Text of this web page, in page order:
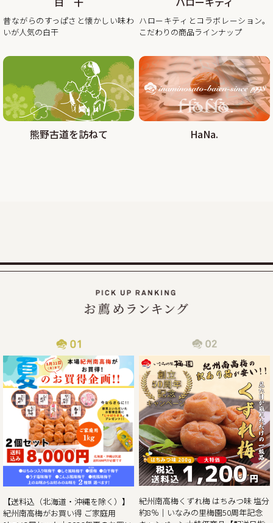
昨年の100年に1度の梅の大凶作に続き、和歌山県全体で今年
の4月に降った雹（ひょう）被害により、2年連続の梅の大凶
中でも天災にも負けず強く育った梅を皆さまの元へお届けし
たい、そんな想いから秋冬のお買い得企画を開催させていた
2025/08/29
大好評!!夏の紀州南高梅お買い得企画を9月30日まで延長しま
津波の影響で、物流がストップしてしまい、納期通りに商品
をお届けすることが現状困難となってしまっております。
2025/06/14
梅の大凶作にも負けず紀州南高梅の「夏のお買い得企画」開
催!!
この度、ご家庭用梅干1kg×2個セットが大変お得にお買い求
めいただける夏のお買い得企画を8月31日（日）まで開催さ
せていただきます。また、期間中当企画の商品をご購入いた
だいたお客様全員に和歌山県北山村が原産のじゃばらを使っ
たジュース「じゃばらまる」もプレゼント！
の4月に降った雹（ひょう）被害により、2年連続の梅の大凶
作となり梅の収量は例年の半分〜3割の見込みとなりまし
昔ながらのすっぱさと懐かしい味わ
いが人気の白干
ハローキティとコラボレーション。
こだわりの商品ラインナップ
熊野古道を訪ねて HaNa.
【送料込（北海道・沖縄を除く）】
紀州南高梅がお買い得 ご家庭用
紀州南高梅くずれ梅 はちみつ味 塩分
約8％｜いなみの里梅園50周年記念